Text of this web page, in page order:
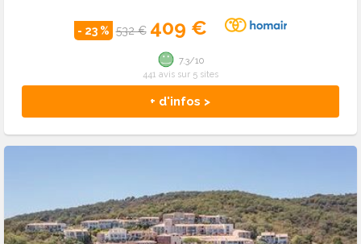
- 23 % 532 € 409 €
+ d'infos >
7.3/10
441 avis sur 5 sites